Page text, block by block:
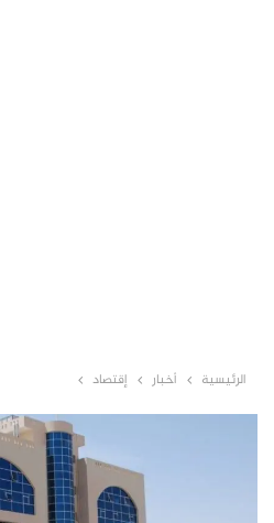
الرئيسية أخبار إقتصاد